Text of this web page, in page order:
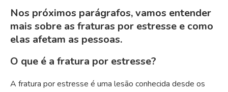
Nos próximos parágrafos, vamos entender
mais sobre as fraturas por estresse e como
elas afetam as pessoas.
O que é a fratura por estresse?
A fratura por estresse é uma lesão conhecida desde os